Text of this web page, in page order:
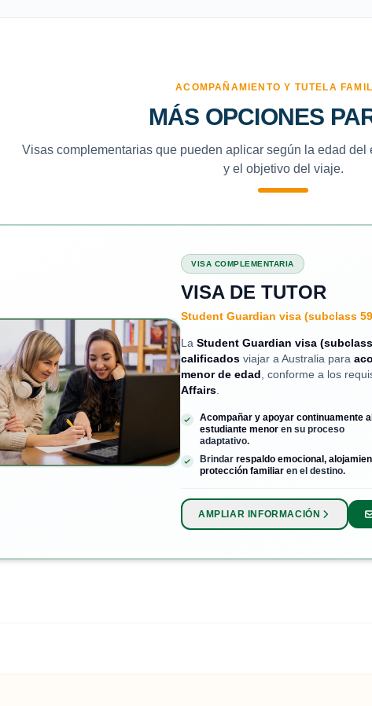
ACOMPAÑAMIENTO Y TUTELA
MÁS OPCIONES
Visas complementarias que pueden aplicar según la edad del
y el objetivo del viaje.
VISA COMPLEMENTARIA
VISA DE TUTOR
Student Guardian visa (subclass
La Student Guardian visa
calificados viajar a Australia para
menor de edad , conforme a los
Affairs
Acompañar y apoyar continuamente al
estudiante menor en su proceso
adaptativo.
Brindar respaldo emocional,
protección familiar en el destino.
AMPLIAR INFORMACIÓN